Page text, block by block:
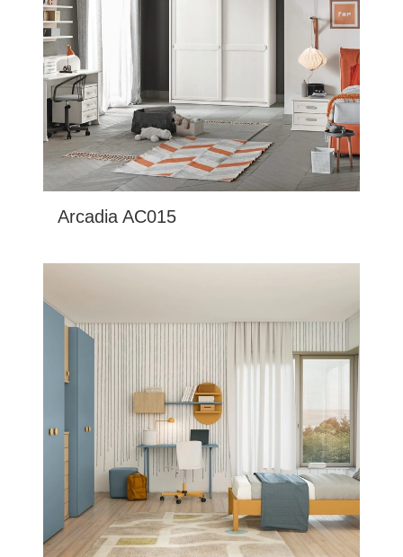
Arcadia AC015